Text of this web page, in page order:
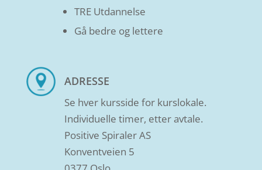
TRE Utdannelse
Gå bedre og lettere
ADRESSE
Se hver kursside for kurslokale.
Individuelle timer, etter avtale.
Positive Spiraler AS
Konventveien 5